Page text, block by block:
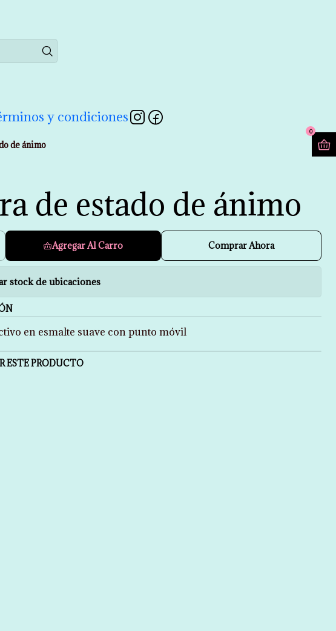
y condiciones
0
de ánimo
de estado de ánimo
Agregar Al Carro Comprar Ahora
stock de ubicaciones
en esmalte suave con punto móvil
ESTE PRODUCTO